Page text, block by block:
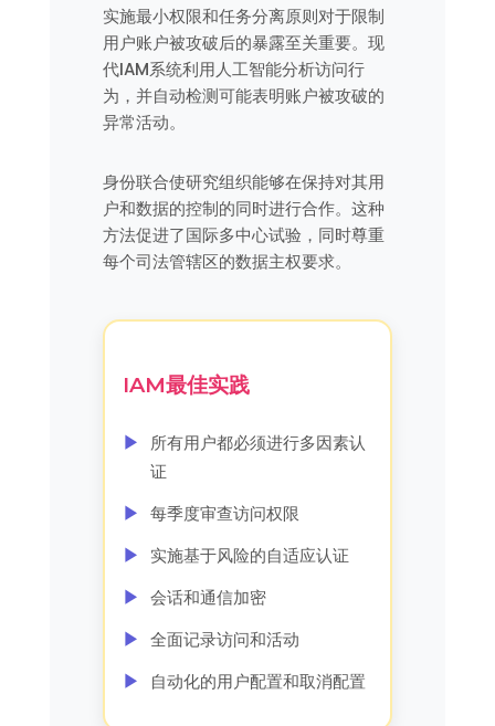
实施最小权限和任务分离原则对于限制
用户账户被攻破后的暴露至关重要。现
代IAM系统利用人工智能分析访问行
为，并自动检测可能表明账户被攻破的
异常活动。
身份联合使研究组织能够在保持对其用
户和数据的控制的同时进行合作。这种
方法促进了国际多中心试验，同时尊重
每个司法管辖区的数据主权要求。
IAM最佳实践
所有用户都必须进行多因素认
证
每季度审查访问权限
实施基于风险的自适应认证
会话和通信加密
全面记录访问和活动
自动化的用户配置和取消配置